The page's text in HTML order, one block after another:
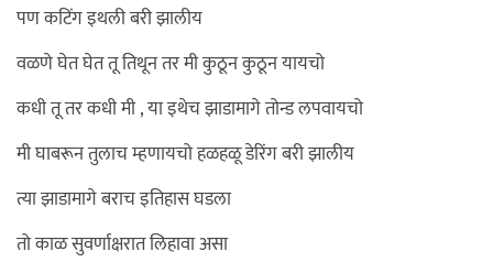
पण कटिंग इथली बरी झालीय
वळणे घेत घेत तू तिथून तर मी कुठून कुठून यायचो
कधी तू तर कधी मी , या इथेच झाडामागे तोन्ड लपवायचो
मी घाबरून तुलाच म्हणायचो हळहळू डेरिंग बरी झालीय
त्या झाडामागे बराच इतिहास घडला
तो काळ सुवर्णाक्षरात लिहावा असा